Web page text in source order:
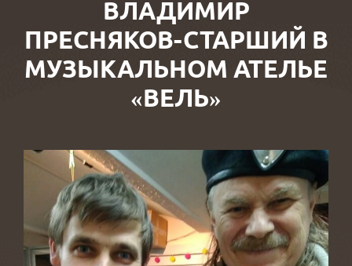
ВЛАДИМИР
ПРЕСНЯКОВ-СТАРШИЙ В
МУЗЫКАЛЬНОМ АТЕЛЬЕ
«ВЕЛЬ»